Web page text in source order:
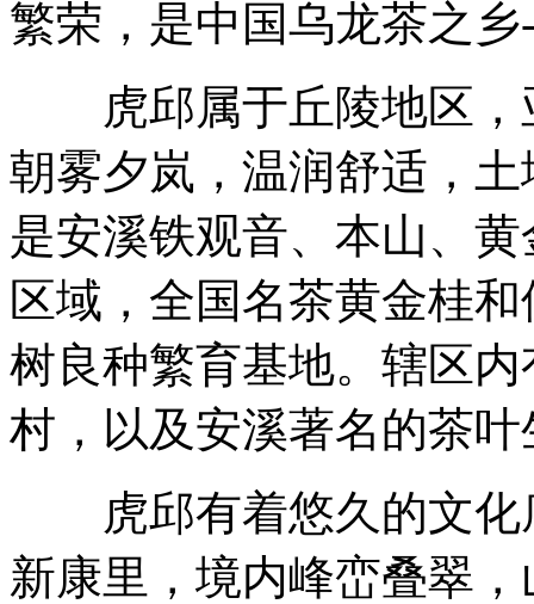
繁荣，是中国乌龙茶之
虎邱属于丘陵地区，
朝雾夕岚，温润舒适，
是安溪铁观音、本山、
区域，全国名茶黄金桂
树良种繁育基地。辖区
村，以及安溪著名的茶
虎邱有着悠久的文化
新康里，境内峰峦叠翠